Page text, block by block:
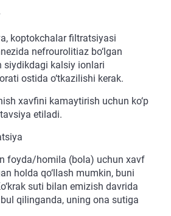
koptokchalar filtratsiyasi
nefrourolitiaz bo‘lgan
siydikdagi kalsiy ionlari
ostida o‘tkazilishi kerak.
xavfini kamaytirish uchun ko‘p
etiladi.
foyda/homila (bola) uchun xavf
holda qo‘llash mumkin, buni
suti bilan emizish davrida
qilinganda, uning ona sutiga